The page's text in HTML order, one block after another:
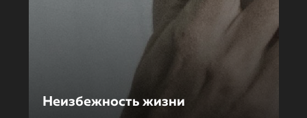
Неизбежность жизни